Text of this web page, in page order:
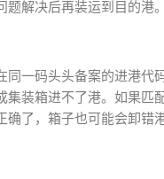
解决后再装运到目的港
同一码头头备案的进港
集装箱进不了港。如果
了，箱子也可能会卸错